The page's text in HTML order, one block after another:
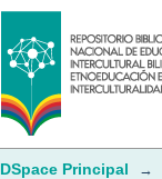
Buscar
DSpace Principal →